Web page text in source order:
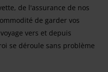
de l'assurance de nos
de garder vos
vers et depuis
se déroule sans problème